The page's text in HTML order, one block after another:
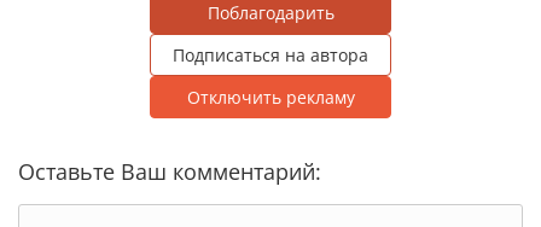
Поблагодарить
Подписаться на автора
Отключить рекламу
Оставьте Ваш комментарий: